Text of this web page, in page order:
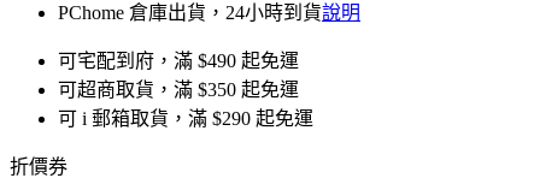
PChome 倉庫出貨，24小時到貨說明
可宅配到府，滿 $490 起免運
可超商取貨，滿 $350 起免運
可 i 郵箱取貨，滿 $290 起免運
折價券